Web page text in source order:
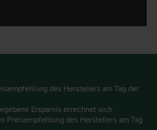
des Herstellers am Tag der
Ersparnis errechnet sich
Preisempfehlung des Herstellers am Tag